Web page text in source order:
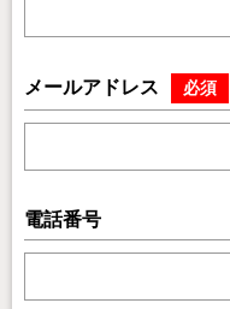
メールアドレス 必須
電話番号